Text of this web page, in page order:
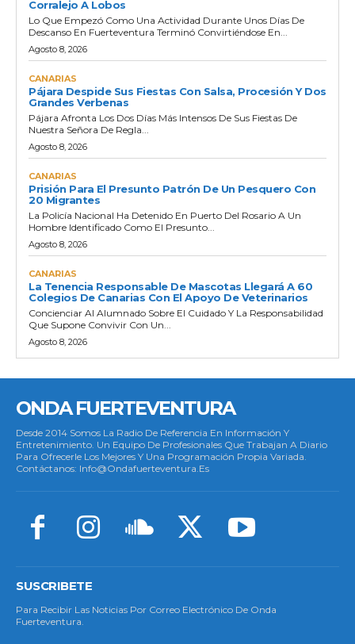
Corralejo A Lobos
Lo Que Empezó Como Una Actividad Durante Unos Días De
Descanso En Fuerteventura Terminó Convirtiéndose En...
Agosto 8, 2026
CANARIAS
Pájara Despide Sus Fiestas Con Salsa, Procesión Y Dos
Grandes Verbenas
Pájara Afronta Los Dos Días Más Intensos De Sus Fiestas De
Nuestra Señora De Regla...
Agosto 8, 2026
CANARIAS
Prisión Para El Presunto Patrón De Un Pesquero Con
20 Migrantes
La Policía Nacional Ha Detenido En Puerto Del Rosario A Un
Hombre Identificado Como El Presunto...
Agosto 8, 2026
CANARIAS
La Tenencia Responsable De Mascotas Llegará A 60
Colegios De Canarias Con El Apoyo De Veterinarios
Concienciar Al Alumnado Sobre El Cuidado Y La Responsabilidad
Que Supone Convivir Con Un...
Agosto 8, 2026
ONDA FUERTEVENTURA
Desde 2014 Somos La Radio De Referencia En Información Y
Entretenimiento. Un Equipo De Profesionales Que Trabajan A Diario
Para Ofrecerle Los Mejores Y Una Programación Propia Variada.
Contáctanos: Info@ondafuerteventura.es
SUSCRIBETE
Para Recibir Las Noticias Por Correo Electrónico De Onda
Fuerteventura.